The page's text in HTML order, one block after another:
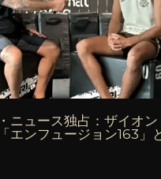
ニュース独占：ザイオン
エンフュージョン163」